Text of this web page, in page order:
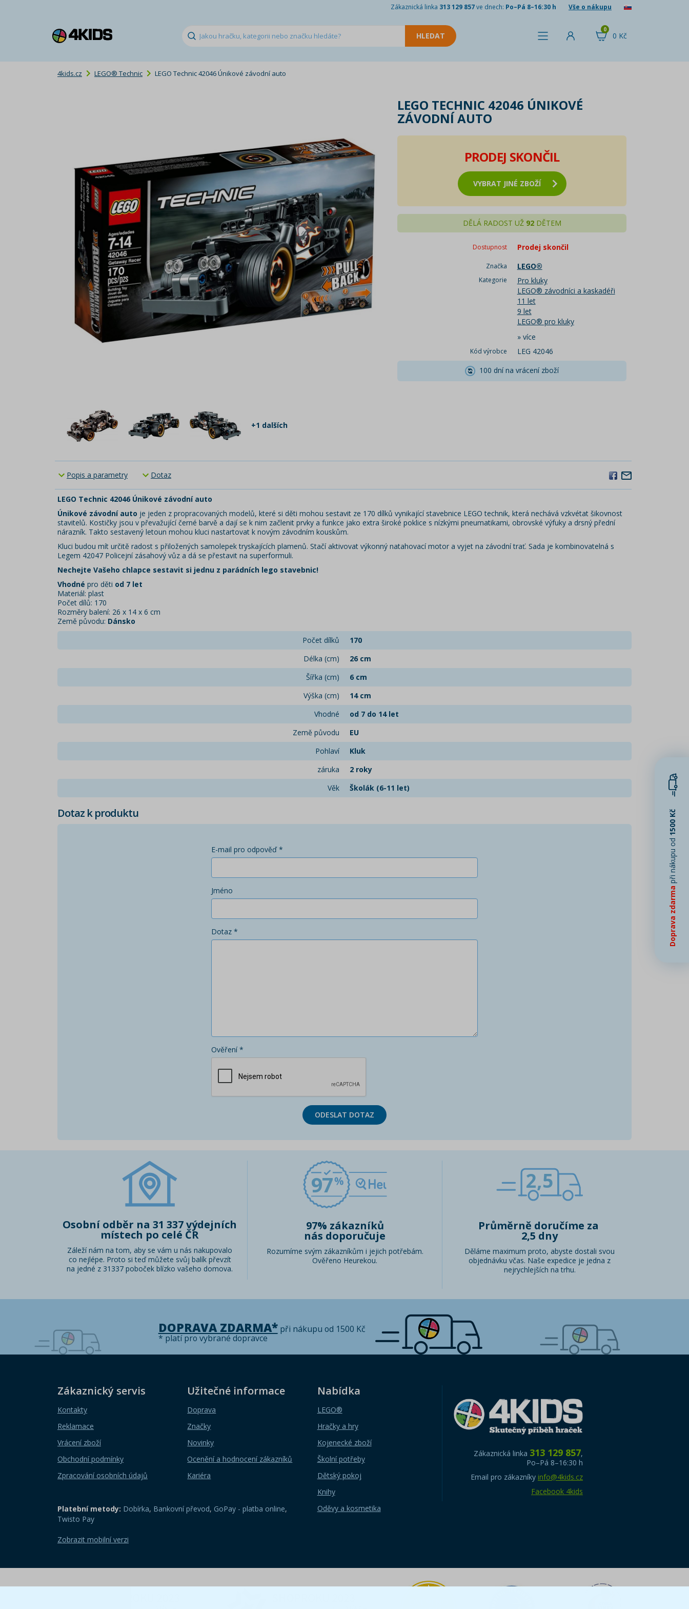
Zákaznická linka 313 129 857ve dnech: Po–Pá 8–16:30 h Vše o nákupu
0 Kč
0
4kids.cz LEGO® Technic LEGO Technic 42046 Únikové závodní auto
+1 dalších
LEGO TECHNIC 42046 ÚNIKOVÉ
ZÁVODNÍ AUTO
PRODEJ SKONČIL
VYBRAT JINÉ ZBOŽÍ
DĚLÁ RADOST UŽ 92DĚTEM
Dostupnost Prodej skončil
Značka LEGO®
Kategorie
Pro kluky
LEGO® závodníci a kaskadéři
11 let
9 let
LEGO® pro kluky
» více
Kód výrobce
LEG 42046
100 dní na vrácení zboží
Popis a parametry Dotaz
LEGO Technic 42046 Únikové závodní auto
Únikové závodní auto je jeden z propracovaných modelů, které si děti mohou sestavit ze 170 dílků vynikající stavebnice LEGO technik, která nechává vzkvétat šikovnost
stavitelů. Kostičky jsou v převažující černé barvě a dají se k nim začlenit prvky a funkce jako extra široké poklice s nízkými pneumatikami, obrovské výfuky a drsný přední
nárazník. Takto sestavený letoun mohou kluci nastartovat k novým závodním kouskům.
Kluci budou mít určitě radost s přiložených samolepek tryskajících plamenů. Stačí aktivovat výkonný natahovací motor a vyjet na závodní trať. Sada je kombinovatelná s
Legem 42047 Policejní zásahový vůz a dá se přestavit na superformuli.
Nechejte Vašeho chlapce sestavit si jednu z parádních lego stavebnic!
Vhodné pro děti od 7 let
Materiál: plast
Počet dílů: 170
Rozměry balení: 26 x 14 x 6 cm
Země původu: Dánsko
Počet dílků
170
Délka (cm)
26 cm
Šířka (cm)
6 cm
Výška (cm)
14 cm
Vhodné
od 7 do 14 let
Země původu
EU
Pohlaví
Kluk
záruka
2 roky
Věk
Školák (6-11 let)
Dotaz k produktu
E-mail pro odpověď *
Jméno
Dotaz *
Ověření *
ODESLAT DOTAZ
Osobní odběr na 31 337 výdejních
místech po celé ČR
Záleží nám na tom, aby se vám u nás nakupovalo
co nejlépe. Proto si teď můžete svůj balík převzít
na jedné z 31337 poboček blízko vašeho domova.
97
97% zákazníků
nás doporučuje
Rozumíme svým zákazníkům i jejich potřebám.
Ověřeno Heurekou.
2,5
Průměrně doručíme za
2,5 dny
Děláme maximum proto, abyste dostali svou
objednávku včas. Naše expedice je jedna z
nejrychlejších na trhu.
DOPRAVA ZDARMA*při nákupu od 1500 Kč
* platí pro vybrané dopravce
Zákaznický servis
Kontakty
Reklamace
Vrácení zboží
Obchodní podmínky
Zpracování osobních údajů
Užitečné informace
Doprava
Značky
Novinky
Ocenění a hodnocení zákazníků
Kariéra
Nabídka
LEGO®
Hračky a hry
Kojenecké zboží
Školní potřeby
Dětský pokoj
Knihy
Oděvy a kosmetika
Platební metody: Dobírka, Bankovní převod, GoPay - platba online,
Twisto Pay
Zobrazit mobilní verzi
Zákaznická linka 313 129 857,
Po–Pá 8–16:30 h
Email pro zákazníky info@4kids.cz
Facebook 4kids
Doprava zdarma
při nákupu od
1500 Kč